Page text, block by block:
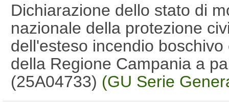
Dichiarazione dello stato di
nazionale della protezione
dell'esteso incendio
della Regione Campania a
(25A04733) (GU Serie